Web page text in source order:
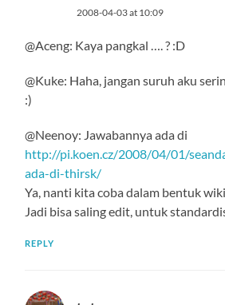
2008-04-03 at 10:09
@Aceng: Kaya pangkal …. ? :D
@Kuke: Haha, jangan suruh aku
:)
@Neenoy: Jawabannya ada di
http://pi.koen.cz/2008/04/01/
ada-di-thirsk/
Ya, nanti kita coba dalam bentuk
Jadi bisa saling edit, untuk
REPLY